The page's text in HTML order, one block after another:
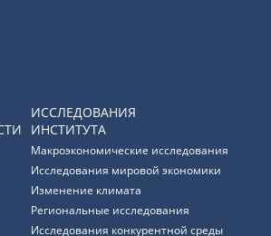
ИССЛЕДОВАНИЯ
ИНСТИТУТА
Макроэкономические исследования
Исследования мировой экономики
Изменение климата
Региональные исследования
Исследования конкурентной среды